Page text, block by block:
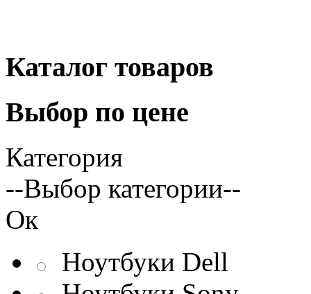
Каталог товаров
Выбор по цене
Категория
--Выбор категории--
Ок
Ноутбуки Dell